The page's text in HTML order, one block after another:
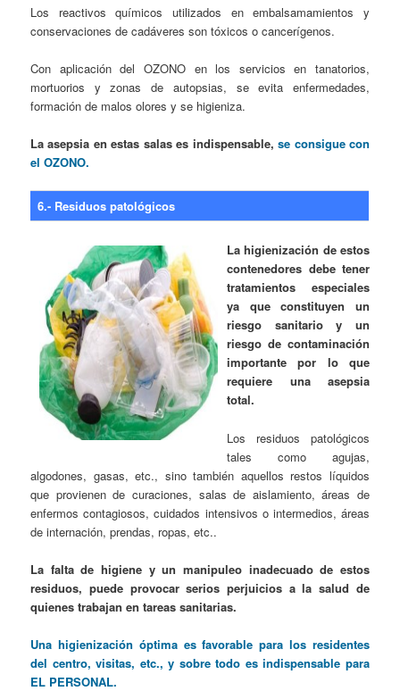
Los reactivos químicos utilizados en embalsamamientos y
conservaciones de cadáveres son tóxicos o cancerígenos.
Con aplicación del OZONO en los servicios en tanatorios,
mortuorios y zonas de autopsias, se evita enfermedades,
formación de malos olores y se higieniza.
La asepsia en estas salas es indispensable,se consigue con
el OZONO.
6.- Residuos patológicos
La higienización de estos
contenedores debe tener
tratamientos especiales
ya que constituyen un
riesgo sanitario y un
riesgo de contaminación
importante por lo que
requiere una asepsia
total.
Los residuos patológicos
tales como agujas,
algodones, gasas, etc., sino también aquellos restos líquidos
que provienen de curaciones, salas de aislamiento, áreas de
enfermos contagiosos, cuidados intensivos o intermedios, áreas
de internación, prendas, ropas, etc..
La falta de higiene y un manipuleo inadecuado de estos
residuos, puede provocar serios perjuicios a la salud de
quienes trabajan en tareas sanitarias.
Una higienización óptima es favorable para los residentes
del centro, visitas, etc., y sobre todo es indispensable para
EL PERSONAL.